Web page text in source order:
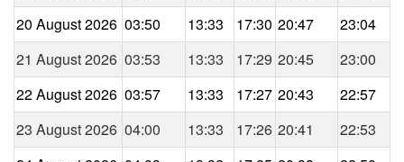
20 August 2026 03:50 13:33 17:30 20:47
23:04
21 August 2026 03:53 13:33 17:29 20:45
23:00
22 August 2026 03:57 13:33 17:27 20:43
22:57
23 August 2026 04:00 13:33 17:26 20:41
22:53